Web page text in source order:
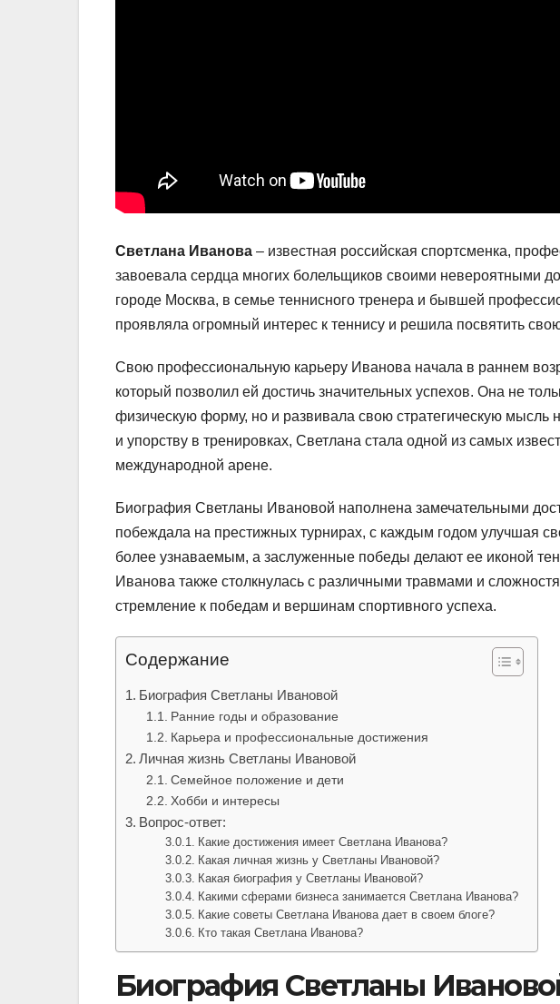
Светлана Иванова – известная российская спортсменка,
завоевала сердца многих болельщиков своими невероятными
городе Москва, в семье теннисного тренера и бывшей
проявляла огромный интерес к теннису и решила посвятить
Свою профессиональную карьеру Иванова начала в раннем
который позволил ей достичь значительных успехов. Она не
физическую форму, но и развивала свою стратегическую мысль
и упорству в тренировках, Светлана стала одной из самых
международной арене.
Биография Светланы Ивановой наполнена замечательными
побеждала на престижных турнирах, с каждым годом улучшая
более узнаваемым, а заслуженные победы делают ее иконой
Иванова также столкнулась с различными травмами и
стремление к победам и вершинам спортивного успеха.
Содержание
Биография Светланы Ивановой
Ранние годы и образование
Карьера и профессиональные достижения
Личная жизнь Светланы Ивановой
Семейное положение и дети
Хобби и интересы
Вопрос-ответ:
Какие достижения имеет Светлана Иванова?
Какая личная жизнь у Светланы Ивановой?
Какая биография у Светланы Ивановой?
Какими сферами бизнеса занимается Светлана Иванова?
Какие советы Светлана Иванова дает в своем блоге?
Кто такая Светлана Иванова?
Биография Светланы